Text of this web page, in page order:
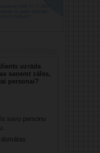
uzrāda
saņemt zāles,
personai?
savu personu